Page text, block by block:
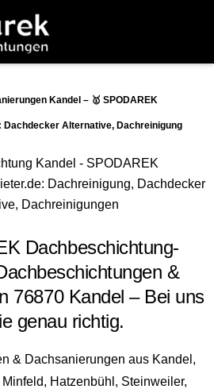
Kandel – 🥇 SPODAREK
Dachdecker Alternative, Dachreinigung
Dachbeschichtung-
&
76870 Kandel – Bei uns
genau richtig.